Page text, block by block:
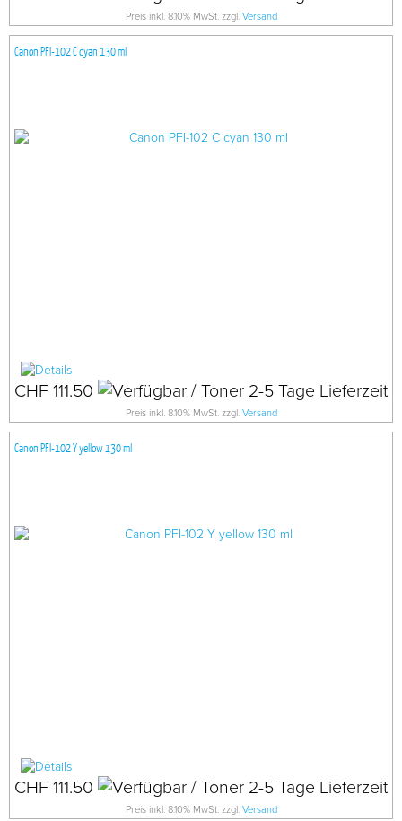
Preis inkl. 8.10% MwSt. zzgl. Versand
Canon PFI-102 C cyan 130 ml
CHF 111.50
Preis inkl. 8.10% MwSt. zzgl. Versand
Canon PFI-102 Y yellow 130 ml
CHF 111.50
Preis inkl. 8.10% MwSt. zzgl. Versand